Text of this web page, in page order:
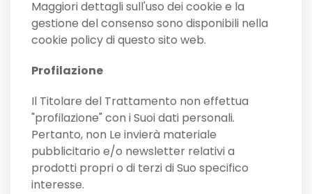
Maggiori dettagli sull'uso dei cookie e la
gestione del consenso sono disponibili nella
cookie policy di questo sito web.
Profilazione
Il Titolare del Trattamento non effettua
"profilazione" con i Suoi dati personali.
Pertanto, non Le invierà materiale
pubblicitario e/o newsletter relativi a
prodotti propri o di terzi di Suo specifico
interesse.